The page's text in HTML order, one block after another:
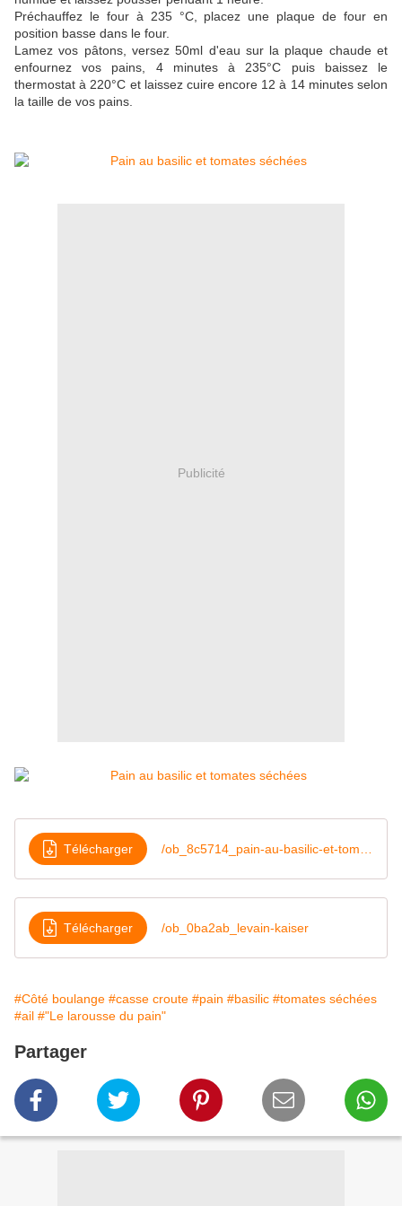
Préchauffez le four à 235 °C, placez une plaque de four en
position basse dans le four.
Lamez vos pâtons, versez 50ml d'eau sur la plaque chaude et
enfournez vos pains, 4 minutes à 235°C puis baissez le
thermostat à 220°C et laissez cuire encore 12 à 14 minutes selon
la taille de vos pains.
Publicité
Télécharger
Télécharger /ob_0ba2ab_levain-kaiser
#Côté boulange #casse croute #pain #basilic #tomates séchées
#ail #"Le larousse du pain"
Partager